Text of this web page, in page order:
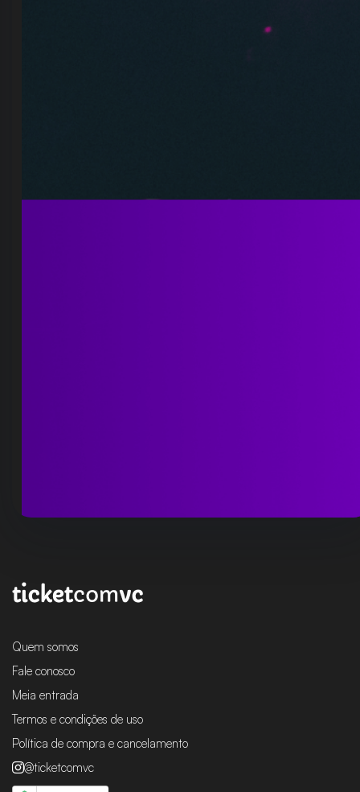
Quem somos
Fale conosco
Meia entrada
Termos e condições de uso
Política de compra e cancelamento
@ticketcomvc